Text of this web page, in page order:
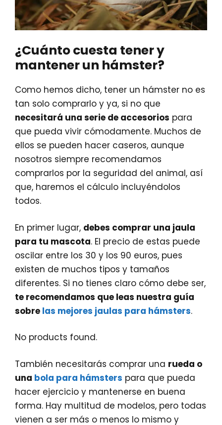
¿Cuánto cuesta tener y
mantener un hámster?
Como hemos dicho, tener un hámster no es
tan solo comprarlo y ya, si no que
necesitará una serie de accesorios para
que pueda vivir cómodamente. Muchos de
ellos se pueden hacer caseros, aunque
nosotros siempre recomendamos
comprarlos por la seguridad del animal, así
que, haremos el cálculo incluyéndolos
todos.
En primer lugar, debes comprar una jaula
para tu mascota. El precio de estas puede
oscilar entre los 30 y los 90 euros, pues
existen de muchos tipos y tamaños
diferentes. Si no tienes claro cómo debe ser,
te recomendamos que leas nuestra guía
sobre las mejores jaulas para hámsters.
No products found.
También necesitarás comprar una rueda o
una bola para hámsters para que pueda
hacer ejercicio y mantenerse en buena
forma. Hay multitud de modelos, pero todas
vienen a ser más o menos lo mismo y